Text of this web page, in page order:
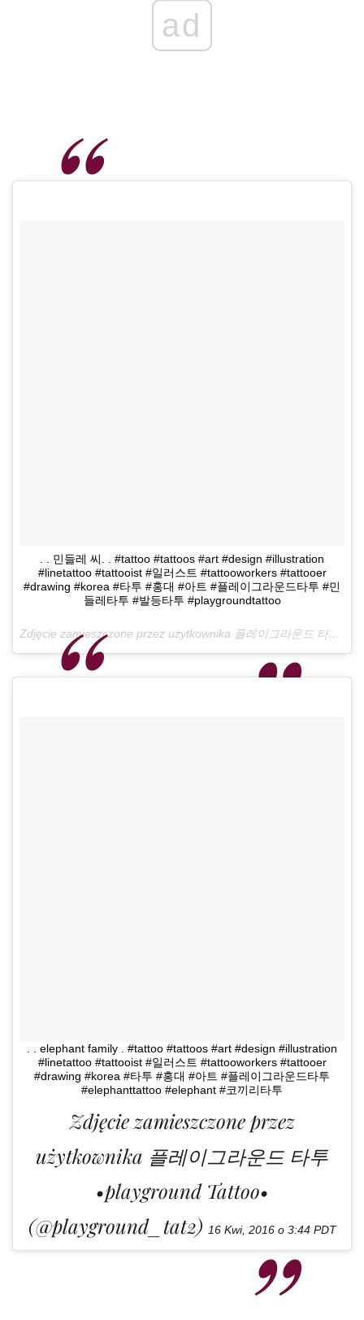
ad
. . 민들레 씨. . #tattoo #tattoos #art #design #illustration
#linetattoo #tattooist #일러스트 #tattooworkers #tattooer
#drawing #korea #타투 #홍대 #아트 #플레이그라운드타투 #민
들레타투 #발등타투 #playgroundtattoo
Zdjęcie zamieszczone przez użytkownika 플레이그라운드 타투 •playground Tattoo• (@playground_tat2)
. . elephant family . #tattoo #tattoos #art #design #illustration
#linetattoo #tattooist #일러스트 #tattooworkers #tattooer
#drawing #korea #타투 #홍대 #아트 #플레이그라운드타투
#elephanttattoo #elephant #코끼리타투
Zdjęcie zamieszczone przez
użytkownika 플레이그라운드 타투
•playground Tattoo•
(@playground_tat2) 16 Kwi, 2016 o 3:44 PDT